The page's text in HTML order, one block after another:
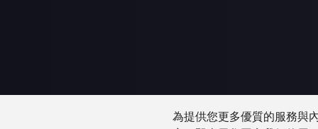
為提供您更多優質的服務與